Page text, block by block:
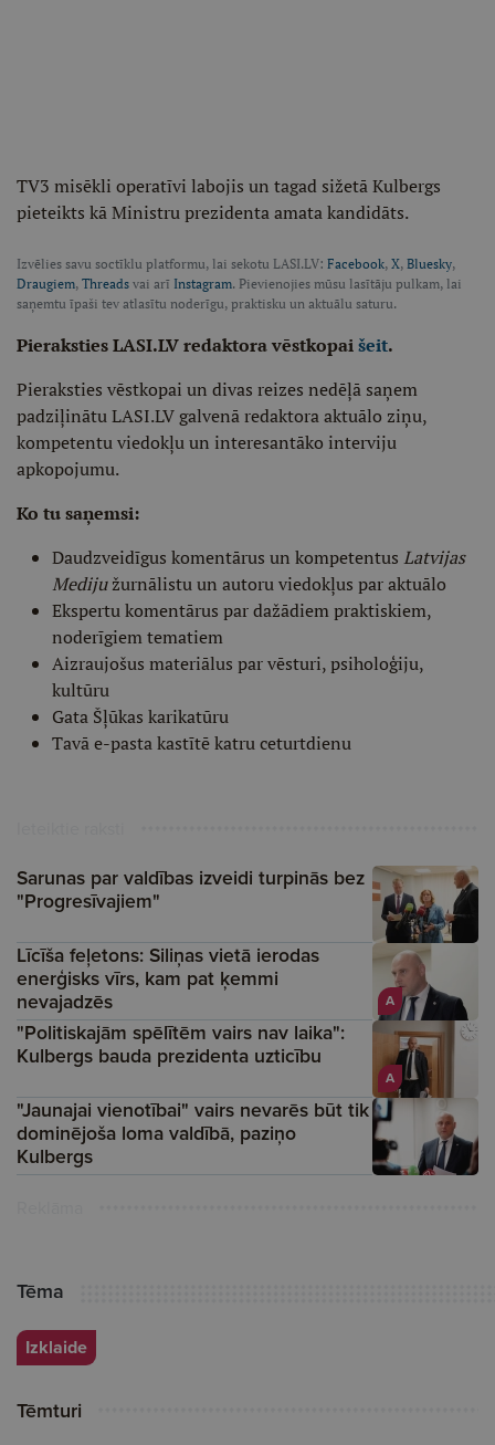
TV3 misēkli operatīvi labojis un tagad sižetā Kulbergs
pieteikts kā Ministru prezidenta amata kandidāts.
Izvēlies savu soctīklu platformu, lai sekotu LASI.LV: Facebook, X, Bluesky,
Draugiem, Threads vai arī Instagram. Pievienojies mūsu lasītāju pulkam, lai
saņemtu īpaši tev atlasītu noderīgu, praktisku un aktuālu saturu.
Pieraksties LASI.LV redaktora vēstkopaišeit.
Pieraksties vēstkopai un divas reizes nedēļā saņem
padziļinātu LASI.LV galvenā redaktora aktuālo ziņu,
kompetentu viedokļu un interesantāko interviju
apkopojumu.
Ko tu saņemsi:
Daudzveidīgus komentārus un kompetentus Latvijas
Medijužurnālistu un autoru viedokļus par aktuālo
Ekspertu komentārus par dažādiem praktiskiem,
noderīgiem tematiem
Aizraujošus materiālus par vēsturi, psiholoģiju,
kultūru
Gata Šļūkas karikatūru
Tavā e-pasta kastītē katru ceturtdienu
Sarunas par valdības izveidi turpinās bez
"Progresīvajiem"
A
Līcīša feļetons: Siliņas vietā ierodas
enerģisks vīrs, kam pat ķemmi
nevajadzēs
A
"Politiskajām spēlītēm vairs nav laika":
Kulbergs bauda prezidenta uzticību
"Jaunajai vienotībai" vairs nevarēs būt tik
dominējoša loma valdībā, paziņo
Kulbergs
Tēma
Izklaide
Tēmturi